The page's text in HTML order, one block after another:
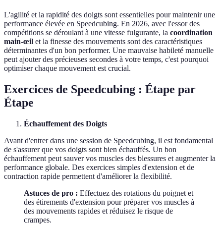
L'agilité et la rapidité des doigts sont essentielles pour maintenir une
performance élevée en Speedcubing. En 2026, avec l'essor des
compétitions se déroulant à une vitesse fulgurante, la coordination
main-œil et la finesse des mouvements sont des caractéristiques
déterminantes d'un bon performer. Une mauvaise habileté manuelle
peut ajouter des précieuses secondes à votre temps, c'est pourquoi
optimiser chaque mouvement est crucial.
Exercices de Speedcubing : Étape par
Étape
Échauffement des Doigts
Avant d'entrer dans une session de Speedcubing, il est fondamental
de s'assurer que vos doigts sont bien échauffés. Un bon
échauffement peut sauver vos muscles des blessures et augmenter la
performance globale. Des exercices simples d'extension et de
contraction rapide permettent d'améliorer la flexibilité.
Astuces de pro : Effectuez des rotations du poignet et
des étirements d'extension pour préparer vos muscles à
des mouvements rapides et réduisez le risque de
crampes.